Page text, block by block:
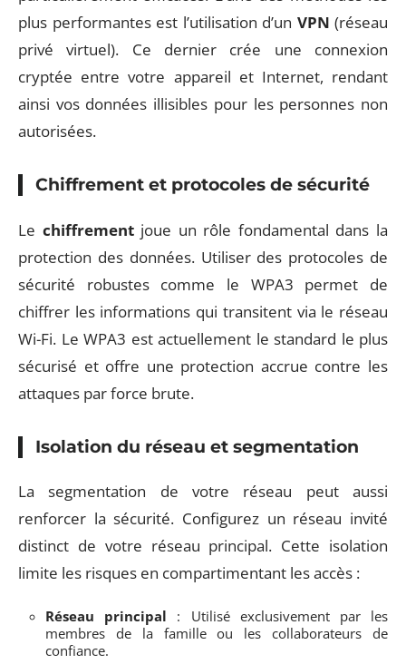
plus performantes est l’utilisation d’un VPN (réseau
privé virtuel). Ce dernier crée une connexion
cryptée entre votre appareil et Internet, rendant
ainsi vos données illisibles pour les personnes non
autorisées.
Chiffrement et protocoles de sécurité
Le chiffrementjoue un rôle fondamental dans la
protection des données. Utiliser des protocoles de
sécurité robustes comme le WPA3 permet de
chiffrer les informations qui transitent via le réseau
Wi-Fi. Le WPA3 est actuellement le standard le plus
sécurisé et offre une protection accrue contre les
attaques par force brute.
Isolation du réseau et segmentation
La segmentation de votre réseau peut aussi
renforcer la sécurité. Configurez un réseau invité
distinct de votre réseau principal. Cette isolation
limite les risques en compartimentant les accès :
Réseau principal : Utilisé exclusivement par les
membres de la famille ou les collaborateurs de
confiance.